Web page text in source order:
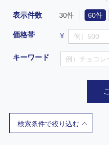
表示件数 30件 60件
価格帯 ¥
キーワード
検索条件で絞り込む